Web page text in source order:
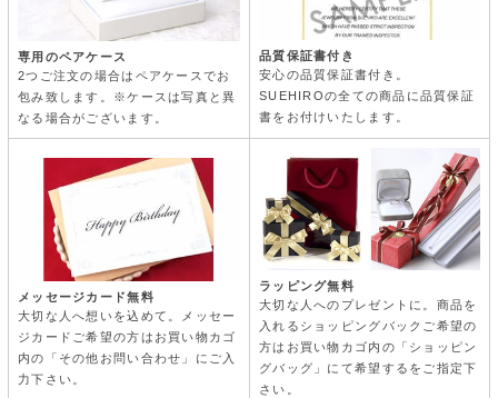
専用のペアケース
2つご注文の場合はペアケースでお
包み致します。※ケースは写真と異
なる場合がございます。
品質保証書付き
安心の品質保証書付き。
SUEHIROの全ての商品に品質保証
書をお付けいたします。
メッセージカード無料
大切な人へ想いを込めて。メッセー
ジカードご希望の方はお買い物カゴ
内の「その他お問い合わせ」にご入
力下さい。
ラッピング無料
大切な人へのプレゼントに。商品を
入れるショッピングバックご希望の
方はお買い物カゴ内の「ショッピン
グバッグ」にて希望するをご指定下
さい。